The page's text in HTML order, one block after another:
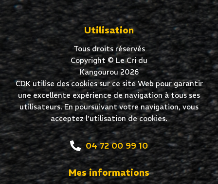
Utilisation
Tous droits réservés
Copyright © Le Cri du
Kangourou 2026
CDK utilise des cookies sur ce site Web pour garantir
une excellente expérience de navigation à tous ses
utilisateurs. En poursuivant votre navigation, vous
acceptez l’utilisation de cookies.
04 72 00 99 10
Mes informations